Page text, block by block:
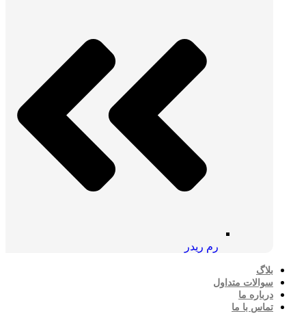
رم ریدر
بلاگ
سوالات متداول
درباره ما
تماس با ما